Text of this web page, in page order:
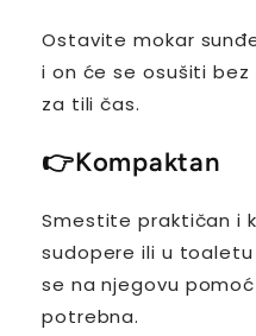
Ostavite mokar
i on će se osušiti
za tili čas.
👉Kompaktan
Smestite praktičan i
sudopere ili u
se na njegovu
potrebna.